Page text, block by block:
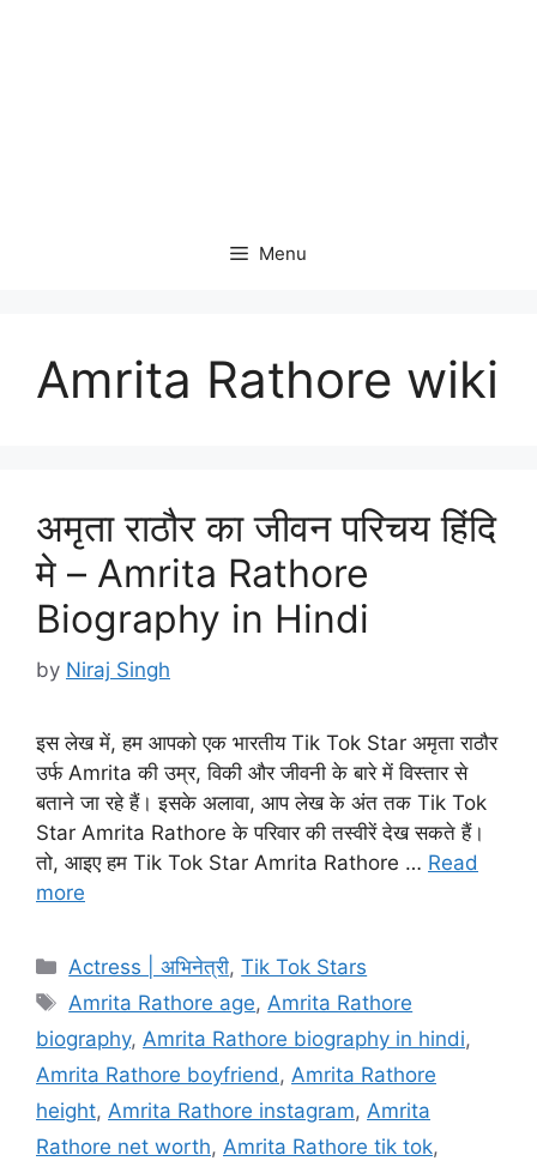
Menu
Amrita Rathore wiki
अमृता राठौर का जीवन परिचय हिंदि
मे – Amrita Rathore
Biography in Hindi
by Niraj Singh
इस लेख में, हम आपको एक भारतीय Tik Tok Star अमृता राठौर
उर्फ Amrita की उम्र, विकी और जीवनी के बारे में विस्तार से
बताने जा रहे हैं। इसके अलावा, आप लेख के अंत तक Tik Tok
Star Amrita Rathore के परिवार की तस्वीरें देख सकते हैं।
तो, आइए हम Tik Tok Star Amrita Rathore … Read
more
Categories
Actress | अभिनेत्री,Tik Tok Stars
Tags
Amrita Rathore age,Amrita Rathore
biography, Amrita Rathore biography in hindi,
Amrita Rathore boyfriend, Amrita Rathore
height, Amrita Rathore instagram, Amrita
Rathore net worth, Amrita Rathore tik tok,